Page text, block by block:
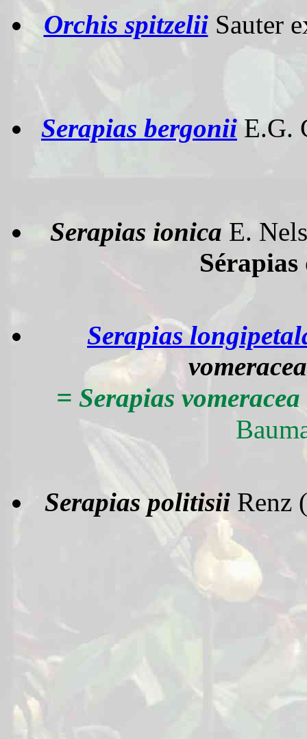
Orchis spitzelii Sauter
Serapias bergonii E.G.
Serapias ionica E.
Sérapias
Serapias
vomeracea
= Serapias vomeracea
Serapias politisii Renz